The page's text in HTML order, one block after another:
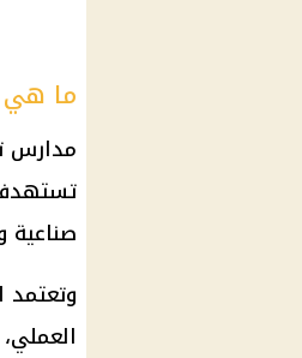
ما هي
مدارس
تستهدف
صناعية
وتعتمد